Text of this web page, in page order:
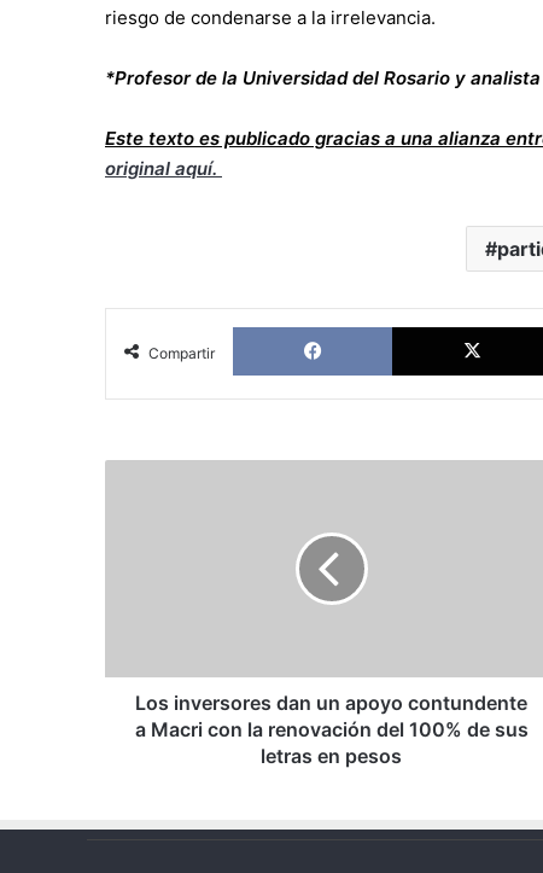
riesgo de condenarse a la irrelevancia.
*Profesor de la Universidad del Rosario y
Este texto es publicado gracias a una alianza
original aquí.
Compartir
Facebook
con
renovación
sus
Los inversores dan un apoyo contundente
a Macri con la renovación del 100% de sus
letras en pesos